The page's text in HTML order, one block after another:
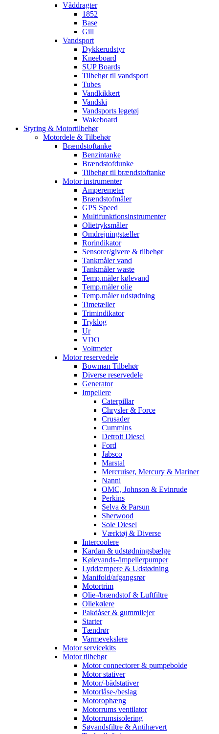
Våddragter
1852
Base
Gill
Vandsport
Dykkerudstyr
Kneeboard
SUP Boards
Tilbehør til vandsport
Tubes
Vandkikkert
Vandski
Vandsports legetøj
Wakeboard
Styring & Motortilbehør
Motordele & Tilbehør
Brændstoftanke
Benzintanke
Brændstofdunke
Tilbehør til brændstoftanke
Motor instrumenter
Amperemeter
Brændstofmåler
GPS Speed
Multifunktionsinstrumenter
Olietryksmåler
Omdrejningstæller
Rorindikator
Sensorer/givere & tilbehør
Tankmåler vand
Tankmåler waste
Temp.måler kølevand
Temp.måler olie
Temp.måler udstødning
Timetæller
Trimindikator
Tryklog
Ur
VDO
Voltmeter
Motor reservedele
Bowman Tilbehør
Diverse reservedele
Generator
Impellere
Caterpillar
Chrysler & Force
Crusader
Cummins
Detroit Diesel
Ford
Jabsco
Marstal
Mercruiser, Mercury & Mariner
Nanni
OMC, Johnson & Evinrude
Perkins
Selva & Parsun
Sherwood
Sole Diesel
Værktøj & Diverse
Intercoolere
Kardan & udstødningsbælge
Kølevands-/impellerpumper
Lyddæmpere & Udstødning
Manifold/afgangsrør
Motortrim
Olie-/brændstof & Luftfiltre
Oliekølere
Pakdåser & gummilejer
Starter
Tændrør
Varmevekslere
Motor servicekits
Motor tilbehør
Motor connectorer & pumpebolde
Motor stativer
Motor/-bådstativer
Motorlåse-/beslag
Motorophæng
Motorrums ventilator
Motorrumsisolering
Søvandsfiltre & Antihævert